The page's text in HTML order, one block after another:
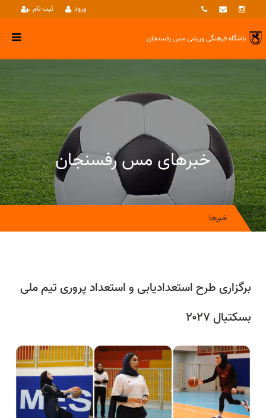
ثبت نام ورود
باشگاه فرهنگی ورزشیمس رفسنجان
خبرهای مس رفسنجان
خبرها
برگزاری طرح استعدادیابی و استعداد پروری تیم ملی
بسکتبال ۲۰۲۷